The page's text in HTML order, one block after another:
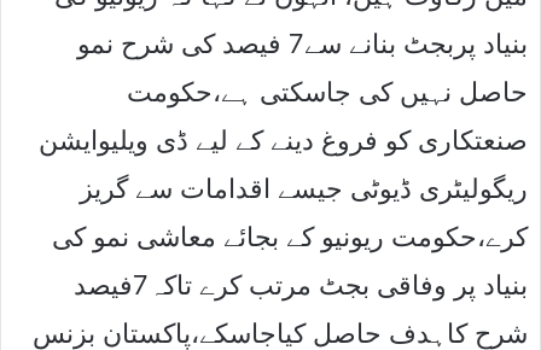
بنیاد پربجٹ بنانے سے7 فیصد کی شرح نمو
حاصل نہیں کی جاسکتی ہے،حکومت
صنعتکاری کو فروغ دینے کے لیے ڈی ویلیوایشن
ریگولیٹری ڈیوٹی جیسے اقدامات سے گریز
کرے،حکومت ریونیو کے بجائے معاشی نمو کی
بنیاد پر وفاقی بجٹ مرتب کرے تاکہ7فیصد
شرح کاہدف حاصل کیاجاسکے،پاکستان بزنس